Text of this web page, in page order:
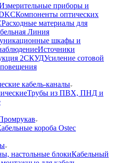
приборы и
Компоненты оптических
Расходные материалы для
Линия
шкафы и
Источники
2СКУДУсиление сотовой
кабель-каналы
Трубы из ПВХ, ПНД и
короба Ostec
настольные блокиКабельный